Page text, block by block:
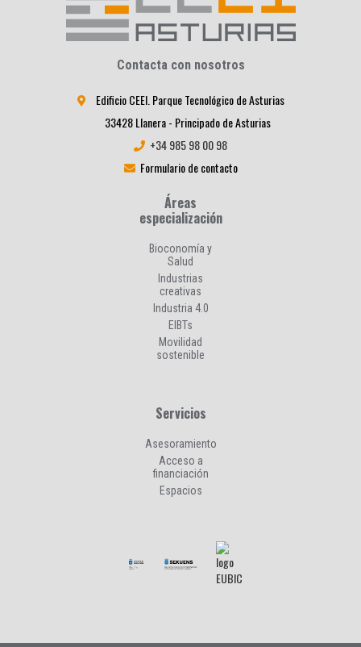
Contacta con nosotros
Edificio CEEI. Parque Tecnológico de Asturias
33428 Llanera - Principado de Asturias
+34 985 98 00 98
Formulario de contacto
Áreas
especialización
Bioconomía y
Salud
Industrias
creativas
Industria 4.0
EIBTs
Movilidad
sostenible
Servicios
Asesoramiento
Acceso a
financiación
Espacios